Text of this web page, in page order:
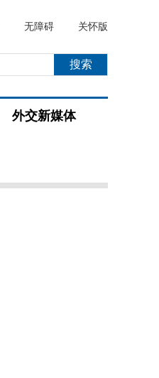
无障碍 关怀版
外交新媒体